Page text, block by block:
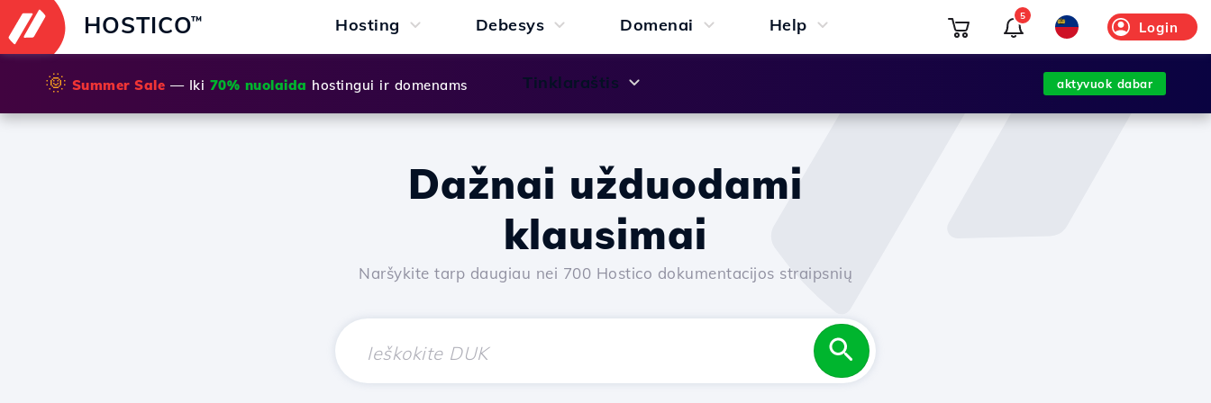
HOSTICO™ Hosting Debesys Domenai Help
Tinklaraštis
Login
5
🌞 Summer Sale — Iki 70% nuolaida hostingui ir domenams aktyvuok dabar
Dažnai užduodami
klausimai
Naršykite tarp daugiau nei 700 Hostico dokumentacijos straipsnių